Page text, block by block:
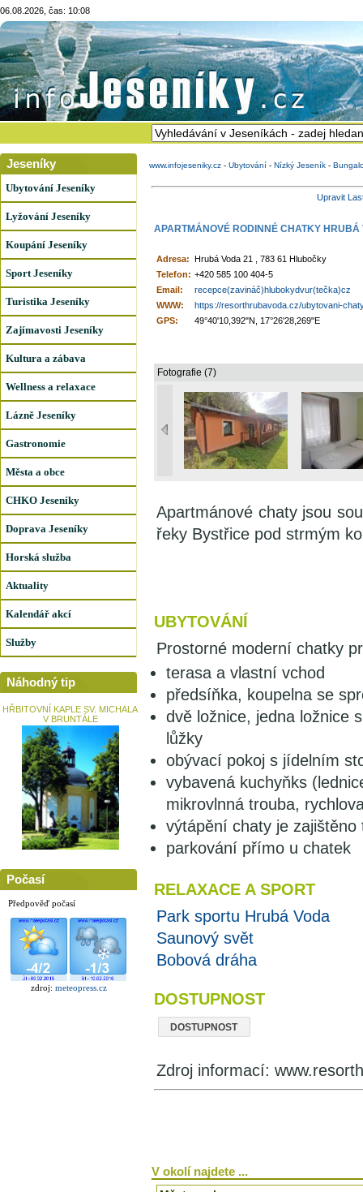
06.08.2026, čas: 10:08
Jeseníky
Ubytování Jeseníky
Lyžování Jeseníky
Koupání Jeseníky
Sport Jeseníky
Turistika Jeseníky
Zajímavosti Jeseníky
Kultura a zábava
Wellness a relaxace
Lázně Jeseníky
Gastronomie
Města a obce
CHKO Jeseníky
Doprava Jeseníky
Horská služba
Aktuality
Kalendář akcí
Služby
Náhodný tip
HŘBITOVNÍ KAPLE SV. MICHALA
V BRUNTÁLE
Počasí
Předpověď počasí
zdroj: meteopress.cz
www.infojeseniky.cz - Ubytování - Nízký Jeseník -
Upravit
APARTMÁNOVÉ RODINNÉ CHATKY HRUBÁ
Adresa: Hrubá Voda 21 , 783 61 Hlubočky
Telefon: +420 585 100 404-5
Email:
recepce(zavináč)hlubokydvur(tečka)cz
WWW:
https://resorthrubavoda.cz/ubytovani-
GPS:
49°40'10,392"N, 17°26'28,269"E
Fotografie (7)
Apartmánové chaty jsou
řeky Bystřice pod strmým
UBYTOVÁNÍ
Prostorné moderní chatky
terasa a vlastní vchod
předsíňka, koupelna se
dvě ložnice, jedna ložnice
lůžky
obývací pokoj s jídelním
vybavená kuchyňks
mikrovlnná trouba,
výtápění chaty je zajištěno
parkování přímo u chatek
RELAXACE A SPORT
Park sportu Hrubá Voda
Saunový svět
Bobová dráha
DOSTUPNOST
DOSTUPNOST
Zdroj informací:
V okolí najdete ...